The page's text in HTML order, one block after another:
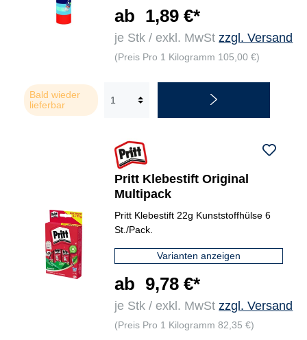
ab 1,89 €*
je Stk / exkl. MwStzzgl. Versand
(Preis Pro 1 Kilogramm 105,00 €)
Bald wieder
lieferbar
Pritt Klebestift Original
Multipack
Pritt Klebestift 22g Kunststoffhülse 6
St./Pack.
Varianten anzeigen
ab 9,78 €*
je Stk / exkl. MwStzzgl. Versand
(Preis Pro 1 Kilogramm 82,35 €)